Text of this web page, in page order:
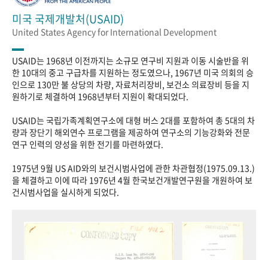
미국 국제개발처(USAID)
United States Agency for International Development
USAID는 1968년 이전까지는 소규모 연구비 지원과 이동 시술반을 위
한 10대의 중고 구급차를 지원하는 정도였으나, 1967년 미국 의회의 승
인으로 130만 불 상당의 차량, 자료처리장비, 보건소 의료장비 등을 지
원하기로 체결하여 1968년부터 지원이 확대되었다.
USAID는 국립가족계획연구소에 대형 버스 2대를 포함하여 총 5대의 차
량과 장단기 해외연수 프로그램을 제공하여 연구소의 기능강화와 전문
연구 인력의 양성을 위한 전기를 마련하였다.
1975년 9월 US AID와의 보건시범사업에 관한 차관협정(1975.09.13.)
을 체결하고 이에 따라 1976년 4월 한국보건개발연구원을 개원하여 보
건시범사업을 실시하게 되었다.